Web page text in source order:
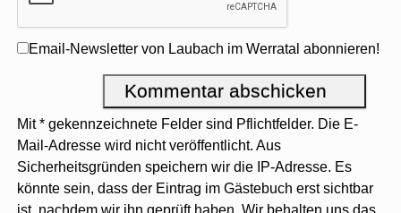
Email-Newsletter von Laubach im Werratal abonnieren!
Mit * gekennzeichnete Felder sind Pflichtfelder. Die E-
Mail-Adresse wird nicht veröffentlicht. Aus
Sicherheitsgründen speichern wir die IP-Adresse. Es
könnte sein, dass der Eintrag im Gästebuch erst sichtbar
ist, nachdem wir ihn geprüft haben. Wir behalten uns das